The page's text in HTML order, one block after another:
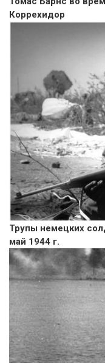
Коррехидор
Трупы немецких
май 1944 г.